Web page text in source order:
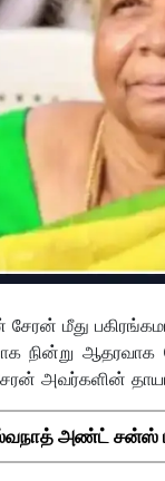
சேரன் மீது
நின்று
அவர்களின்
அண்ட் சன்ஸ்